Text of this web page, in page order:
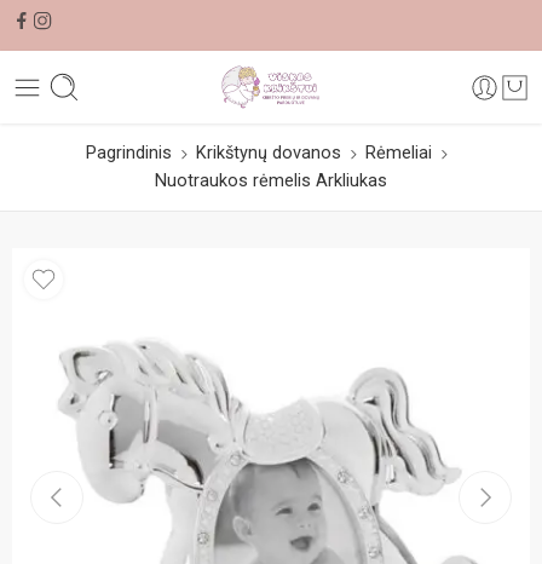
Pagrindinis Krikštynų dovanos
Rėmeliai
Nuotraukos rėmelis Arkliukas